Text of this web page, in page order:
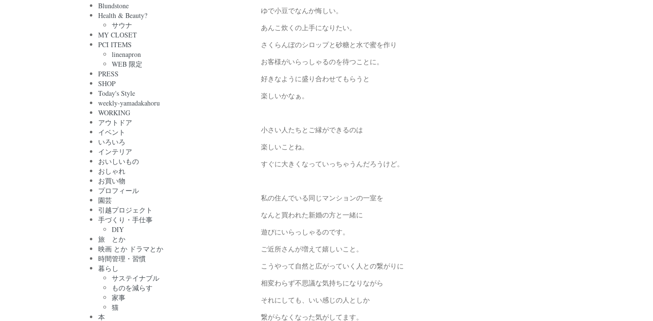
ゆで小豆でなんか悔しい。
あんこ炊くの上手になりたい。
さくらんぼのシロップと砂糖と水で蜜を作り
お客様がいらっしゃるのを待つことに。
好きなように盛り合わせてもらうと
楽しいかなぁ。
小さい人たちとご縁ができるのは
楽しいことね。
すぐに大きくなっていっちゃうんだろうけど。
私の住んでいる同じマンションの一室を
なんと買われた新婚の方と一緒に
遊びにいらっしゃるのです。
ご近所さんが増えて嬉しいこと。
こうやって自然と広がっていく人との繋がりに
相変わらず不思議な気持ちになりながら
それにしても、いい感じの人としか
繋がらなくなった気がしてます。
Blundstone
Health & Beauty?
サウナ
MY CLOSET
PCI ITEMS
linenapron
WEB 限定
PRESS
SHOP
Today's Style
weekly-yamadakahoru
WORKING
アウトドア
イベント
いろいろ
インテリア
おいしいもの
おしゃれ
お買い物
プロフィール
園芸
引越プロジェクト
手づくり・手仕事
DIY
旅 とか
映画 とか ドラマとか
時間管理・習慣
暮らし
サステイナブル
ものを減らす
家事
猫
本